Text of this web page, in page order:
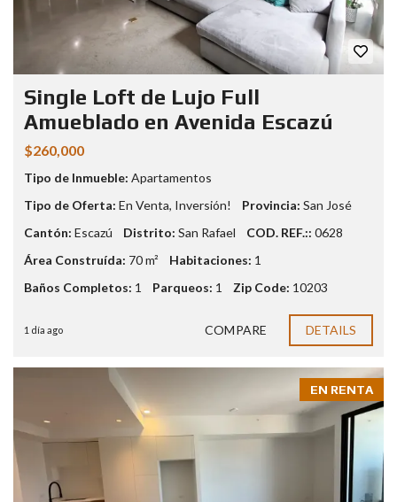
Single Loft de Lujo Full
Amueblado en Avenida Escazú
$260,000
Tipo de Inmueble: Apartamentos
Tipo de Oferta: En Venta, Inversión! Provincia: San José
Cantón: Escazú Distrito: San Rafael COD. REF.:: 0628
Área Construída: 70 m² Habitaciones: 1
Baños Completos: 1 Parqueos: 1 Zip Code: 10203
1 día ago COMPARE DETAILS
EN RENTA